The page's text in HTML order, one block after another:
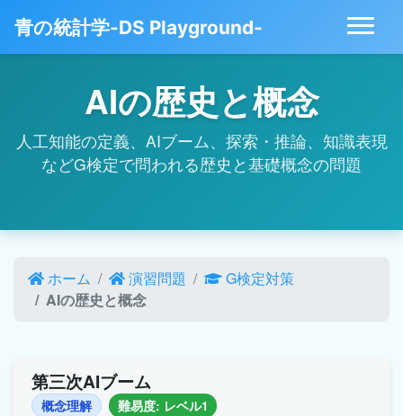
青の統計学-DS Playground-
AIの歴史と概念
人工知能の定義、AIブーム、探索・推論、知識表現
などG検定で問われる歴史と基礎概念の問題
ホーム 演習問題
G検定対策
AIの歴史と概念
第三次AIブーム
概念理解 難易度: レベル1